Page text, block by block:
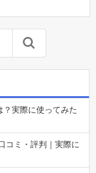
実際に使ってみた
コミ・評判｜実際に